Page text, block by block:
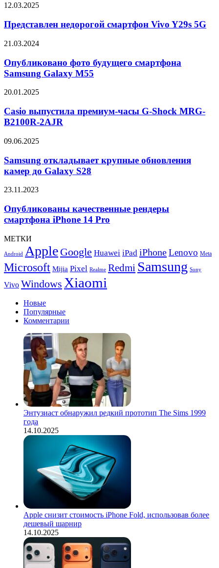
7
Представлен
смартфон
Vivo
Y29s
12.03.2025
Представлен недорогой смартфон Vivo Y29s 5G
Опубликовано
будущего
смартфона
Samsung
M55
21.03.2024
Опубликовано фото будущего смартфона
Samsung Galaxy M55
Casio
премиум-
часы
G-
MRG-
2AJR
20.01.2025
Casio выпустила премиум-часы G-Shock MRG-
B2100R-2AJR
Samsung
крупные
обновления
камер
Galaxy
09.06.2025
Samsung откладывает крупные обновления
камер до Galaxy S28
Опубликованы
рендеры
смартфона
iPhone
Pro
23.11.2023
Опубликованы качественные рендеры
смартфона iPhone 14 Pro
МЕТКИ
Android Apple Google Huawei iPad iPhoneLenovo Meta
Microsoft Mijia Pixel Realme Redmi Samsung Sony
Vivo Windows Xiaomi
Новые
Популярные
Комментарии
Энтузиаст обнаружил редкий прототип The Sims 1999
года
14.10.2025
Apple снизит стоимость iPhone Fold, использовав более
дешевый шарнир
14.10.2025